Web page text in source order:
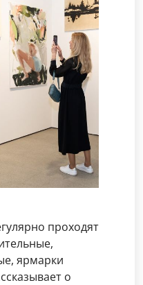
проходят
ярмарки
о